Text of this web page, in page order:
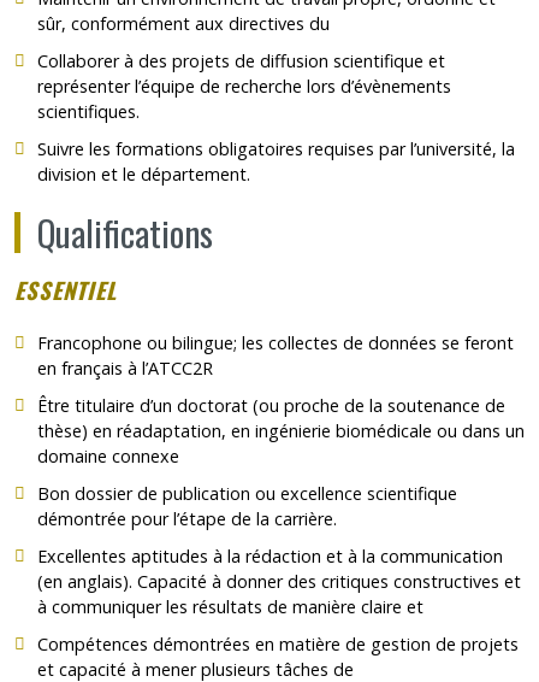
sûr, conformément aux directives du
Collaborer à des projets de diffusion scientifique et
représenter l’équipe de recherche lors d’évènements
scientifiques.
Suivre les formations obligatoires requises par l’université, la
division et le département.
Qualifications
ESSENTIEL
Francophone ou bilingue; les collectes de données se feront
en français à l’ATCC2R
Être titulaire d’un doctorat (ou proche de la soutenance de
thèse) en réadaptation, en ingénierie biomédicale ou dans un
domaine connexe
Bon dossier de publication ou excellence scientifique
démontrée pour l’étape de la carrière.
Excellentes aptitudes à la rédaction et à la communication
(en anglais). Capacité à donner des critiques constructives et
à communiquer les résultats de manière claire et
Compétences démontrées en matière de gestion de projets
et capacité à mener plusieurs tâches de